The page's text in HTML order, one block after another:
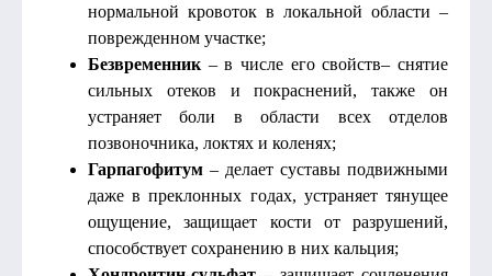
нормальной кровоток в локальной области –
поврежденном участке;
Безвременник – в числе его свойств– снятие
сильных отеков и покраснений, также он
устраняет боли в области всех отделов
позвоночника, локтях и коленях;
Гарпагофитум – делает суставы подвижными
даже в преклонных годах, устраняет тянущее
ощущение, защищает кости от разрушений,
способствует сохранению в них кальция;